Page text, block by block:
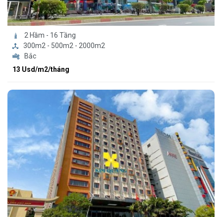
2 Hầm - 16 Tầng
300m2 - 500m2 - 2000m2
Bắc
13 Usd/m2/tháng